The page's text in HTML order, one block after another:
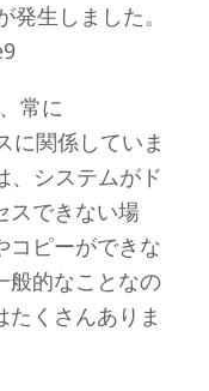
生しました。
常に
関係していま
、システムがド
スできない場
コピーができな
般的なことなの
くさんありま